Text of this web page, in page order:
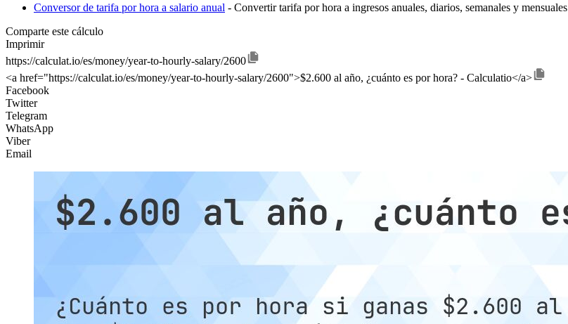
Conversor de tarifa por hora a salario anual - Convertir tarifa por hora a ingresos anuales, diarios, semanales y mensuales
Comparte este cálculo
Imprimir
https://calculat.io/es/money/year-to-hourly-salary/2600
<a href="https://calculat.io/es/money/year-to-hourly-salary/2600">$2.600 al año, ¿cuánto es por hora? - Calculatio</a>
Facebook
Twitter
Telegram
WhatsApp
Viber
Email